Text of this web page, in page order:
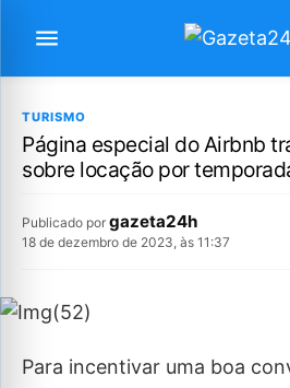
TURISMO
Página especial do Airbnb
sobre locação por
Publicado por gazeta24h
18 de dezembro de 2023, às 11:37
Para incentivar uma boa